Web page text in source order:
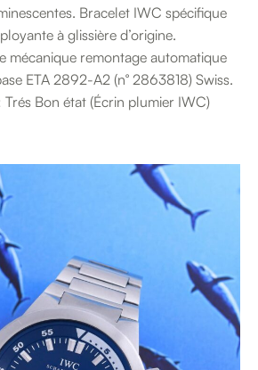
Bracelet IWC spécifique
à glissière d’origine.
mécanique remontage automatique
ETA 2892-A2 (n° 2863818) Swiss.
Bon état (Écrin plumier IWC)